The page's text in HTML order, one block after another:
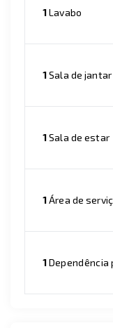
1Lavabo
1Sala de jantar
1Sala de estar
1Área de
1Dependência